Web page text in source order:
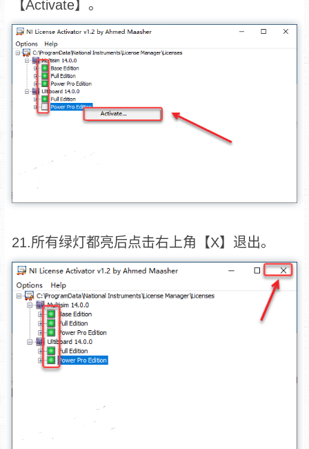
【Activate】。
21.所有绿灯都亮后点击右上角【X】退出。